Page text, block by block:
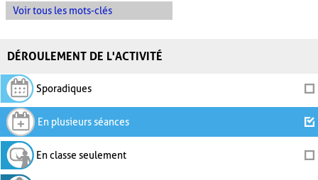
Voir tous les mots-clés
DÉROULEMENT DE L'ACTIVITÉ
Sporadiques
En plusieurs séances
En classe seulement